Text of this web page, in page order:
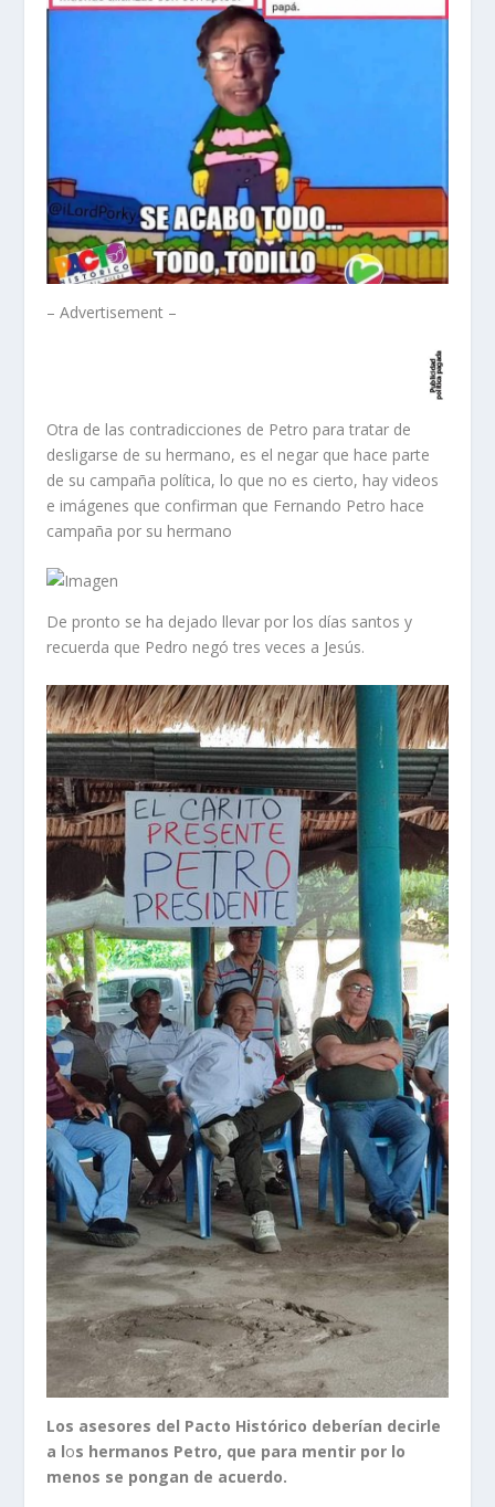
– Advertisement –
Otra de las contradicciones de Petro para tratar de
desligarse de su hermano, es el negar que hace parte
de su campaña política, lo que no es cierto, hay videos
e imágenes que confirman que Fernando Petro hace
campaña por su hermano
De pronto se ha dejado llevar por los días santos y
recuerda que Pedro negó tres veces a Jesús.
Los asesores del Pacto Histórico deberían decirle
a los hermanos Petro, que para mentir por lo
menos se pongan de acuerdo.